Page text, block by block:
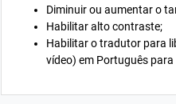
Diminuir ou aumentar o
Habilitar alto contraste;
Habilitar o tradutor para
vídeo) em Português